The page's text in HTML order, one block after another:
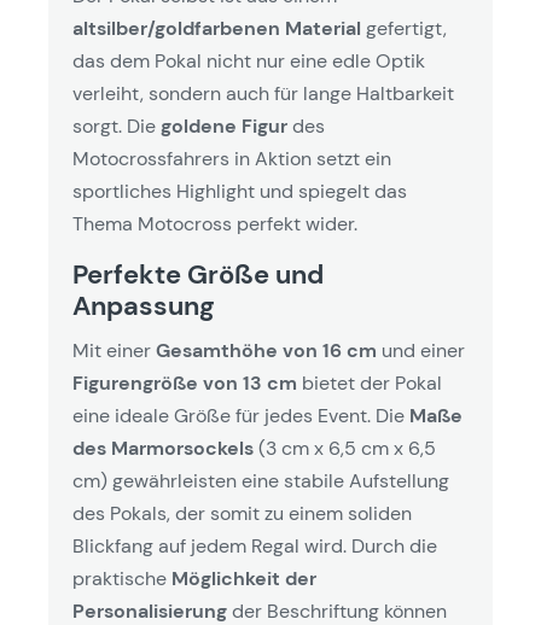
altsilber/goldfarbenen Material gefertigt,
das dem Pokal nicht nur eine edle Optik
verleiht, sondern auch für lange Haltbarkeit
sorgt. Diegoldene Figurdes
Motocrossfahrers in Aktion setzt ein
sportliches Highlight und spiegelt das
Thema Motocross perfekt wider.
Perfekte Größe und
Anpassung
Mit einerGesamthöhe von 16 cm und einer
Figurengröße von 13 cm bietet der Pokal
eine ideale Größe für jedes Event. Die Maße
des Marmorsockels(3 cm x 6,5 cm x 6,5
cm) gewährleisten eine stabile Aufstellung
des Pokals, der somit zu einem soliden
Blickfang auf jedem Regal wird. Durch die
praktische Möglichkeit der
Personalisierungder Beschriftung können